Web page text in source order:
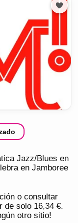
Jazz/Blues en
en Jamboree
o consultar
de solo 16,34 €.
otro sitio!